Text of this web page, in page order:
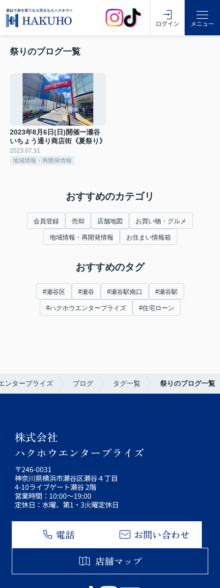
ログイン メニュー
祭りのブログ一覧
2023年8月6日(日)開催ー瀬谷
いちょう通り商店街《夏祭り》
2023.07.31
地域情報・再開発情報
おすすめのカテゴリ
会員登録 売却 店舗地図 お買い物・グルメ
地域情報・再開発情報 お住まい情報箱
おすすめのタグ
#瀬谷区 #瀬谷 #瀬谷駅南口 #瀬谷駅
#ハクホウエンタープライズ #住宅ローン
ンタープライズ ブログ タグ一覧 祭りのブログ一覧
株式会社
ハクホウエンタープライズ
〒246-0031
神奈川県横浜市瀬谷区瀬谷４丁目
4-10ライブゲート瀬谷 2階
営業時間：10:00～19:00
定休日：水曜、第1・3火曜定休日
電話
お問い合わせ
店舗マップ